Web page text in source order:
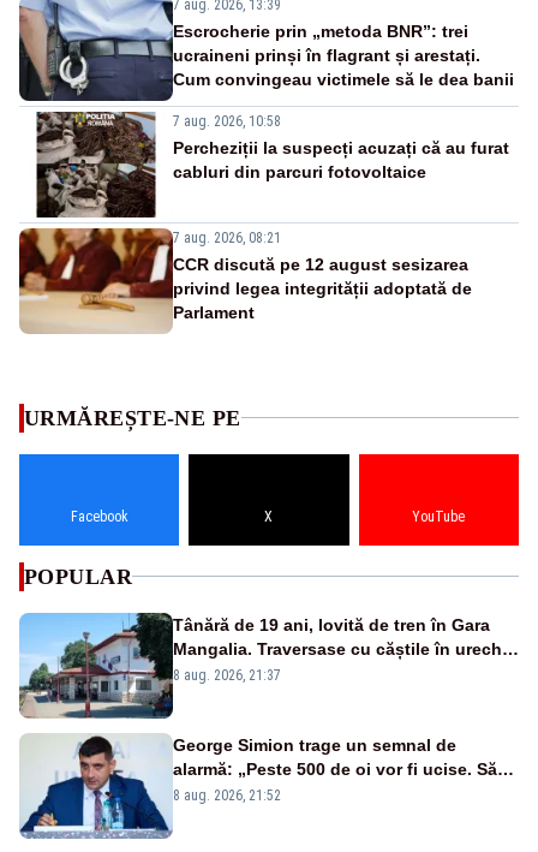
7 aug. 2026, 13:39
Escrocherie prin „metoda BNR”: trei
ucraineni prinși în flagrant și arestați.
Cum convingeau victimele să le dea banii
7 aug. 2026, 10:58
Percheziții la suspecți acuzați că au furat
cabluri din parcuri fotovoltaice
7 aug. 2026, 08:21
CCR discută pe 12 august sesizarea
privind legea integrității adoptată de
Parlament
URMĂREȘTE-NE PE
Facebook X YouTube
POPULAR
Tânără de 19 ani, lovită de tren în Gara
Mangalia. Traversase cu căștile în urechi
liniile printr-un loc nepermis
8 aug. 2026, 21:37
George Simion trage un semnal de
alarmă: „Peste 500 de oi vor fi ucise. Să
vedem dacă ciobanii vor fi despăgubiți”
8 aug. 2026, 21:52